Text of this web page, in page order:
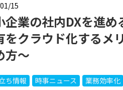
15
企業の社内DXを進
をクラウド化するメ
方～
ち情報 時事ニュース
業務効率化